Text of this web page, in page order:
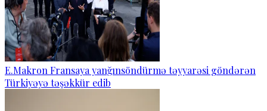
E.Makron Fransaya yanğınsöndürmə təyyarəsi göndərən
Türkiyəyə təşəkkür edib